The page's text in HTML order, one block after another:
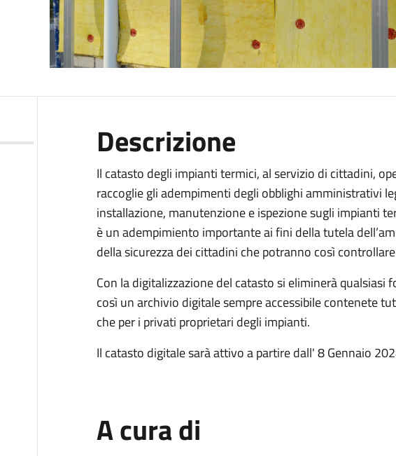
Descrizione
Il catasto degli impianti termici, al servizio di cittadini,
raccoglie gli adempimenti degli obblighi amministrativi
installazione, manutenzione e ispezione sugli impianti
è un adempimiento importante ai fini della tutela
della sicurezza dei cittadini che potranno così
Con la digitalizzazione del catasto si eliminerà
così un archivio digitale sempre accessibile contenete
che per i privati proprietari degli impianti.
Il catasto digitale sarà attivo a partire dall' 8 Gennaio
A cura di